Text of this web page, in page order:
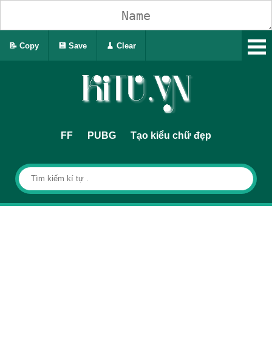
FF PUBG Tạo kiểu chữ đẹp
📝 Copy 💾 Save 🧹 Clear